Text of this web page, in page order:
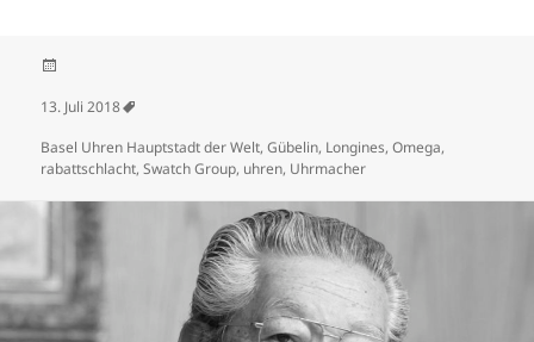
13. Juli 2018
Basel Uhren Hauptstadt der Welt,Gübelin, Longines,Omega,
rabattschlacht,Swatch Group, uhren, Uhrmacher